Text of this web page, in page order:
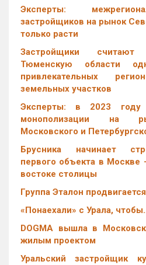
Эксперты:
застройщиков на рынок
только расти
Застройщики
Тюменскую области
привлекательных
земельных участков
Эксперты: в 2023 году
монополизации на
Московского и
Брусника начинает
первого объекта в Москве
востоке столицы
Группа Эталон
«Понаехали» с Урала,
DOGMA вышла в
жилым проектом
Уральский застройщик